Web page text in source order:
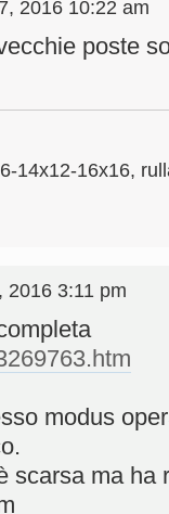
2016 10:22 am
poste
14x12-16x16,
2016 3:11 pm
modus
scarsa ma ha